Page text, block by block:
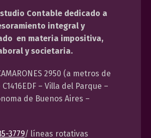
Contable dedicado a
integral y
en materia impositiva,
y societaria.
2950 (a metros de
– Villa del Parque –
de Buenos Aires –
3779/ líneas rotativas